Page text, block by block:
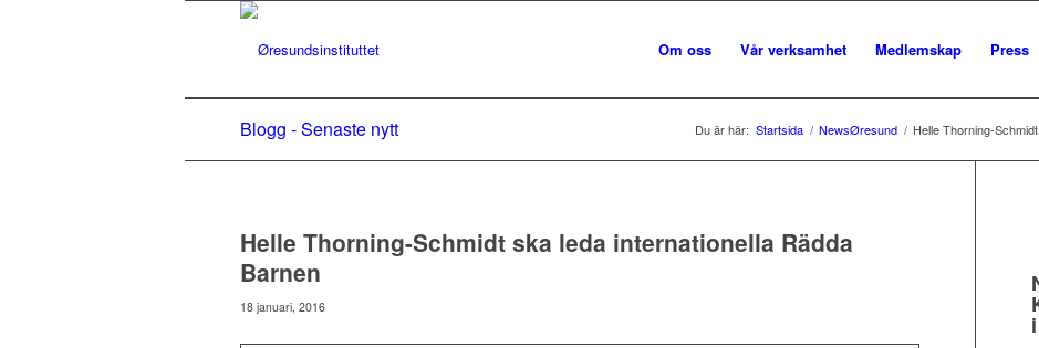
Om oss Vår verksamhet Medlemskap Press
Blogg - Senaste nytt Du är här: Startsida / NewsØresund / Helle Thorning-
Helle Thorning-Schmidt ska leda internationella Rädda
Barnen
18 januari, 2016